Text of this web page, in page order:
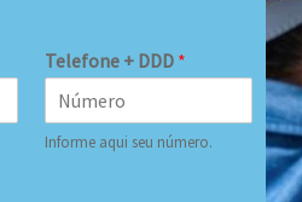
Telefone + DDD *
Informe aqui seu número.